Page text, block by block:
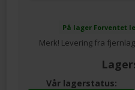
På lager Forventet
Merk! Levering fra
Vår lagerstatus: